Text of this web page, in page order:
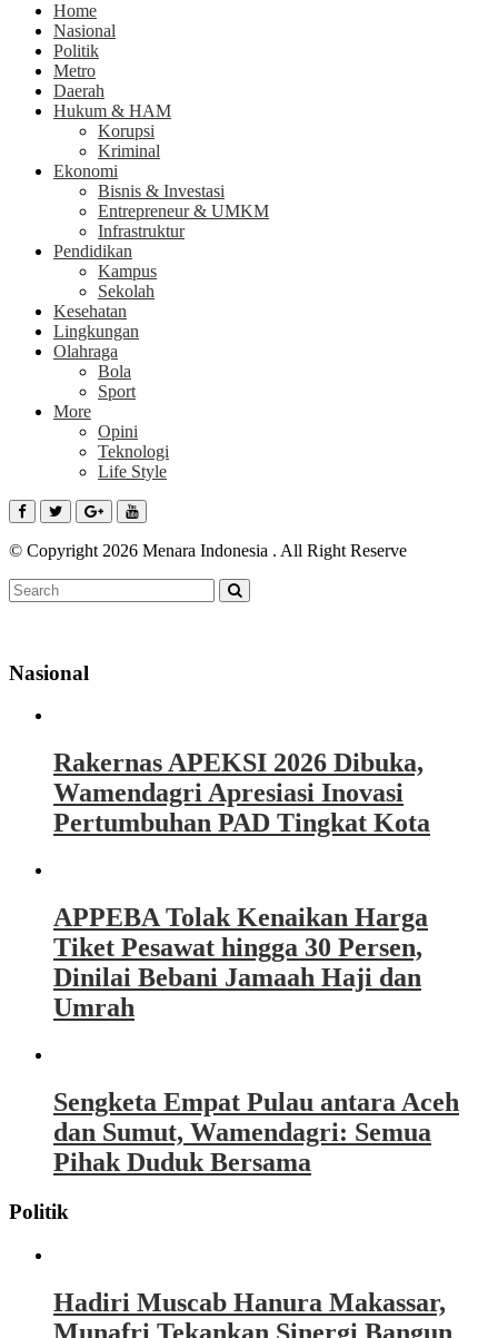
Home
Nasional
Politik
Metro
Daerah
Hukum & HAM
Korupsi
Kriminal
Ekonomi
Bisnis & Investasi
Entrepreneur & UMKM
Infrastruktur
Pendidikan
Kampus
Sekolah
Kesehatan
Lingkungan
Olahraga
Bola
Sport
More
Opini
Teknologi
Life Style
© Copyright 2026 Menara Indonesia . All Right Reserve
Nasional
Rakernas APEKSI 2026 Dibuka,
Wamendagri Apresiasi Inovasi
Pertumbuhan PAD Tingkat Kota
APPEBA Tolak Kenaikan Harga
Tiket Pesawat hingga 30 Persen,
Dinilai Bebani Jamaah Haji dan
Umrah
Sengketa Empat Pulau antara Aceh
dan Sumut, Wamendagri: Semua
Pihak Duduk Bersama
Politik
Hadiri Muscab Hanura Makassar,
Munafri Tekankan Sinergi Bangun